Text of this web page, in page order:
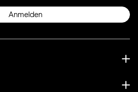
Anmelden